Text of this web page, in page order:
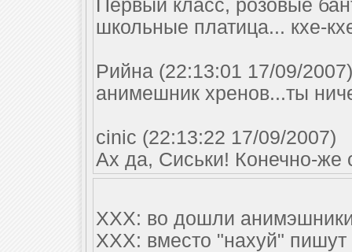
Первый класс, розовые
школьные платица... кхе-
Рийна (22:13:01 17/09/2007)
анимешник хренов...ты
cinic (22:13:22 17/09/2007)
Ах да, Сиськи! Конечно-же
ХХХ: во дошли
ХХХ: вместо "нахуй" пишут